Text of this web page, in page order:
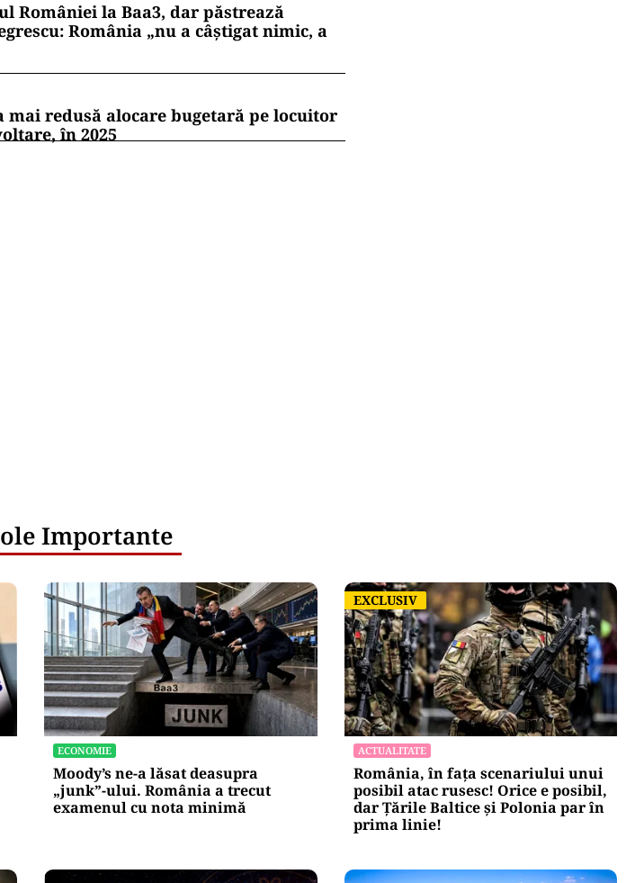
României la Baa3, dar păstrează
România „nu a câștigat nimic, a
mai redusă alocare bugetară pe locuitor
în 2025
Importante
ECONOMIE
Moody’s ne-a lăsat deasupra
„junk”-ului. România a trecut
examenul cu nota minimă
EXCLUSIV
EXCLUSIV
ACTUALITATE
România, în fața scenariului unui
posibil atac rusesc! Orice e posibil,
dar Țările Baltice și Polonia par în
prima linie!